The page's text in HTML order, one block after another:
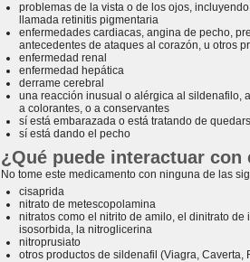
problemas de la vista o de los ojos,
llamada retinitis pigmentaria
enfermedades cardiacas, angina de pecho,
antecedentes de ataques al corazón, u otros
enfermedad renal
enfermedad hepática
derrame cerebral
una reacción inusual o alérgica al sildenafilo,
a colorantes, o a conservantes
sí está embarazada o está tratando de
sí está dando el pecho
¿Qué puede interactuar con
No tome este medicamento con ninguna de las
cisaprida
nitrato de metescopolamina
nitratos como el nitrito de amilo, el dinitrato de
isosorbida, la nitroglicerina
nitroprusiato
otros productos de sildenafil (Viagra, Caverta,